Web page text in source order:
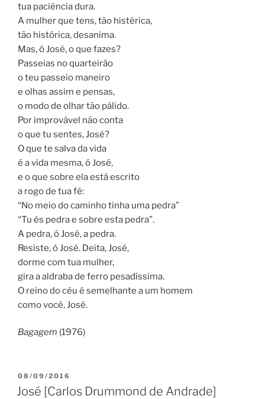
tua paciência dura.
A mulher que tens, tão histérica,
tão histórica, desanima.
Mas, ó José, o que fazes?
Passeias no quarteirão
o teu passeio maneiro
e olhas assim e pensas,
o modo de olhar tão pálido.
Por improvável não conta
o que tu sentes, José?
O que te salva da vida
é a vida mesma, ó José,
e o que sobre ela está escrito
a rogo de tua fé:
“No meio do caminho tinha uma pedra”
“Tu és pedra e sobre esta pedra”.
A pedra, ó José, a pedra.
Resiste, ó José. Deita, José,
dorme com tua mulher,
gira a aldraba de ferro pesadíssima.
O reino do céu é semelhante a um homem
como você, José.
Bagagem (1976)
PUBLICADO
EM
08/09/2016
José [Carlos Drummond de Andrade]